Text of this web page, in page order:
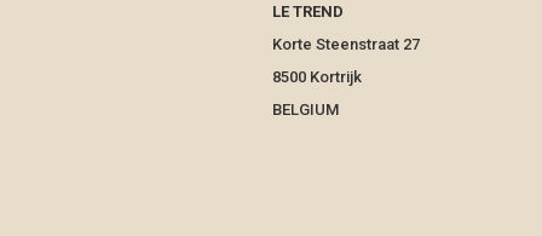
LE TREND
Korte Steenstraat 27
8500 Kortrijk
BELGIUM